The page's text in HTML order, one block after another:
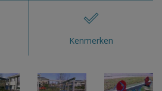
Kenmerken